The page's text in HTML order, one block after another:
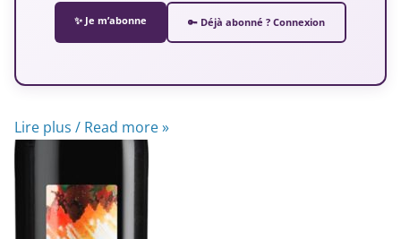
✨ Je m’abonne 🔑 Déjà abonné ? Connexion
Lire plus / Read more »